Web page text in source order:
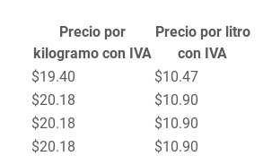
Precio por
kilogramo con IVA
Precio por litro
con IVA
$19.40
$10.47
$20.18
$10.90
$20.18
$10.90
$20.18
$10.90